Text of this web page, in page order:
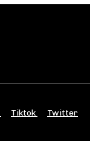
Tiktok Twitter